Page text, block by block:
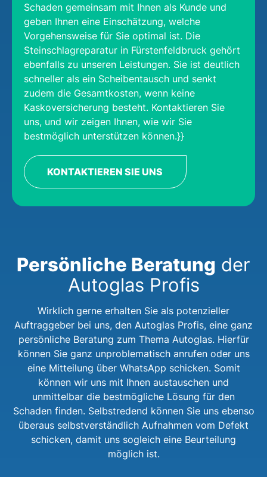
Schaden gemeinsam mit Ihnen als Kunde und
geben Ihnen eine Einschätzung, welche
Vorgehensweise für Sie optimal ist. Die
Steinschlagreparatur in Fürstenfeldbruck gehört
ebenfalls zu unseren Leistungen. Sie ist deutlich
schneller als ein Scheibentausch und senkt
zudem die Gesamtkosten, wenn keine
Kaskoversicherung besteht. Kontaktieren Sie
uns, und wir zeigen Ihnen, wie wir Sie
bestmöglich unterstützen können.}}
KONTAKTIEREN SIE UNS
Persönliche Beratung der
Autoglas Profis
Wirklich gerne erhalten Sie als potenzieller
Auftraggeber bei uns, den Autoglas Profis, eine ganz
persönliche Beratung zum Thema Autoglas. Hierfür
können Sie ganz unproblematisch anrufen oder uns
eine Mitteilung über WhatsApp schicken. Somit
können wir uns mit Ihnen austauschen und
unmittelbar die bestmögliche Lösung für den
Schaden finden. Selbstredend können Sie uns ebenso
überaus selbstverständlich Aufnahmen vom Defekt
schicken, damit uns sogleich eine Beurteilung
möglich ist.